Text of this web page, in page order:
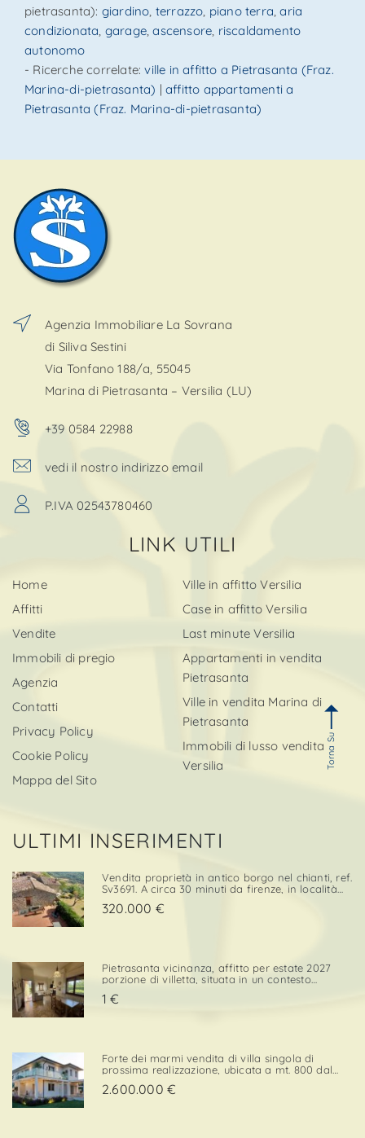
pietrasanta): giardino terrazzo piano terra ,aria
condizionata garage ,ascensore riscaldamento
autonomo
- Ricerche correlate:ville in affitto a Pietrasanta (Fraz.
Marina-di-pietrasanta) |affitto appartamenti a
Pietrasanta (Fraz. Marina-di-pietrasanta)
Agenzia Immobiliare La Sovrana
di Siliva Sestini
Via Tonfano 188/a, 55045
Marina di Pietrasanta – Versilia (LU)
+39 0584 22988
vedi il nostro indirizzo email
P.IVA 02543780460
LINK UTILI
Home
Affitti
Vendite
Immobili di pregio
Agenzia
Contatti
Privacy Policy
Cookie Policy
Mappa del Sito
Ville in affitto Versilia
Case in affitto Versilia
Last minute Versilia
Appartamenti in vendita
Pietrasanta
Ville in vendita Marina di
Pietrasanta
Immobili di lusso vendita
Versilia
ULTIMI INSERIMENTI
Vendita proprietà in antico borgo nel chianti, ref.
Sv3691. A circa 30 minuti da firenze, in località
medievale immerso nella natura, proponiamo in
320.000 €
Pietrasanta vicinanza, affitto per estate 2027
porzione di villetta, situata in un contesto
servizi. L’immobile è dotato di una porzione di
1 €
Forte dei marmi vendita di villa singola di
prossima realizzazione, ubicata a mt. 800 dal
elegante e prossima ai servizi. Strutturata su 2
2.600.000 €
Torna Su